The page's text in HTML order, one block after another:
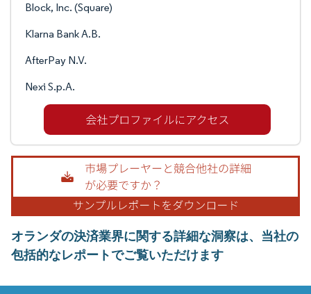
Block, Inc. (Square)
Klarna Bank A.B.
AfterPay N.V.
Nexi S.p.A.
オランダの決済業界に関する詳細な洞察は、当社の
包括的なレポートでご覧いただけます